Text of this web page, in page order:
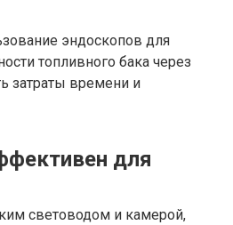
эндоскопов для
топливного бака через
затраты времени и
для
световодом и камерой,